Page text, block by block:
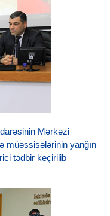
Mərkəzi
müəssisələrinin yanğın
tədbir keçirilib